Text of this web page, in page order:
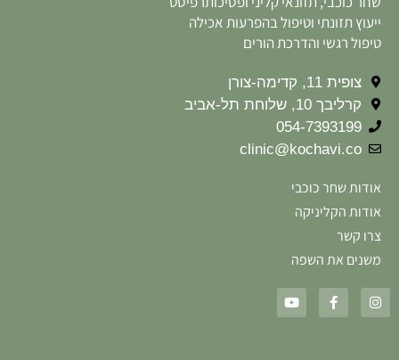
ייעוץ תזונתי וטיפול בהפרעות אכילה
טיפול רגשי והדרכת הורים
צופית 11, קדימה-צורן
קרליבך 10, שלוחת תל-אביב
054-7393199
clinic@kochavi.co
אודות שחר כוכבי
אודות הקליניקה
צרו קשר
משנים את השפה